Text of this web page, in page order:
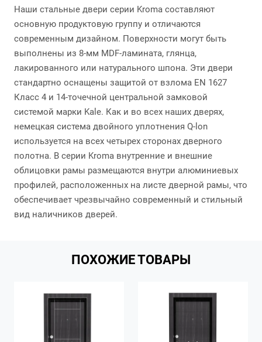
Наши стальные двери серии Kroma составляют
основную продуктовую группу и отличаются
современным дизайном. Поверхности могут быть
выполнены из 8-мм MDF-ламината, глянца,
лакированного или натурального шпона. Эти двери
стандартно оснащены защитой от взлома EN 1627
Класс 4 и 14-точечной центральной замковой
системой марки Kale. Как и во всех наших дверях,
немецкая система двойного уплотнения Q-lon
используется на всех четырех сторонах дверного
полотна. В серии Kroma внутренние и внешние
облицовки рамы размещаются внутри алюминиевых
профилей, расположенных на листе дверной рамы, что
обеспечивает чрезвычайно современный и стильный
вид наличников дверей.
ПОХОЖИЕ ТОВАРЫ